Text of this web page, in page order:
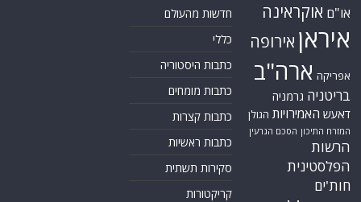
או"ם אוקראינה
איראן אירופה
אפריקה ארה"ב
בריטניה גרמניה
דאעש האמירויות הגולן
המזרח התיכון הסכם הגרעין
הרשות
הפלסטינית
חות'ים
חדשות מהעולם
כללי
כתבות היסטוריה
כתבות מומחים
כתבות קצרות
כתבות ראשיות
סקירות תשתית
קריקטורות